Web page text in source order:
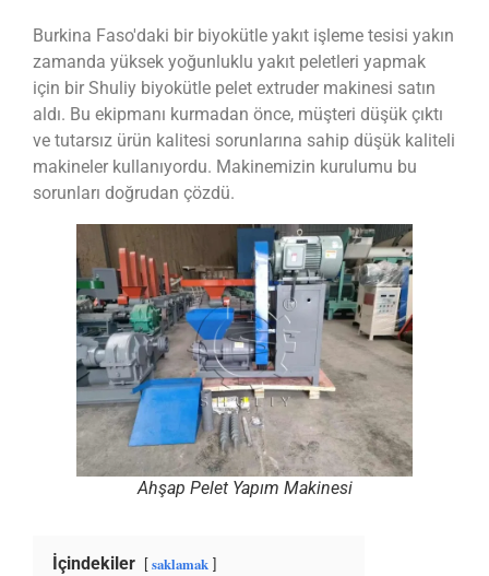
Burkina Faso'daki bir biyokütle yakıt işleme tesisi yakın
zamanda yüksek yoğunluklu yakıt peletleri yapmak
için bir Shuliy biyokütle pelet extruder makinesi satın
aldı. Bu ekipmanı kurmadan önce, müşteri düşük çıktı
ve tutarsız ürün kalitesi sorunlarına sahip düşük kaliteli
makineler kullanıyordu. Makinemizin kurulumu bu
sorunları doğrudan çözdü.
Ahşap Pelet Yapım Makinesi
İçindekiler saklamak